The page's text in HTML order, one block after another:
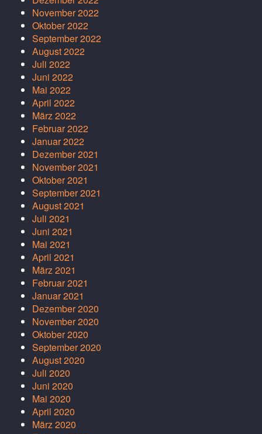
November 2022
Oktober 2022
September 2022
August 2022
Juli 2022
Juni 2022
Mai 2022
April 2022
März 2022
Februar 2022
Januar 2022
Dezember 2021
November 2021
Oktober 2021
September 2021
August 2021
Juli 2021
Juni 2021
Mai 2021
April 2021
März 2021
Februar 2021
Januar 2021
Dezember 2020
November 2020
Oktober 2020
September 2020
August 2020
Juli 2020
Juni 2020
Mai 2020
April 2020
März 2020